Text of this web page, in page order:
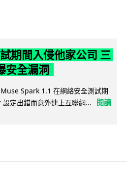
期間入侵他家公司 三
安全漏洞
Spark 1.1 在網絡安全測試期
定出錯而意外連上互聯網...
閱讀